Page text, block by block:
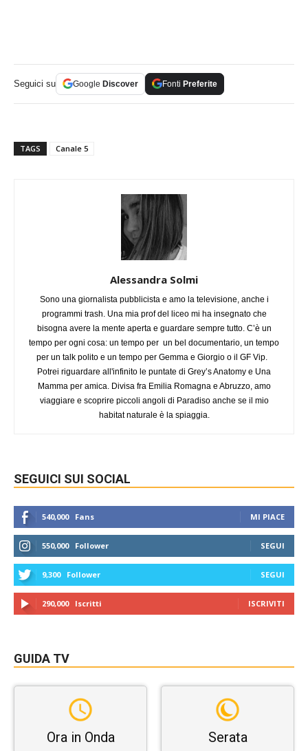
Seguici su Google Discover Fonti Preferite
TAGS Canale 5
Alessandra Solmi
Sono una giornalista pubblicista e amo la televisione, anche i
programmi trash. Una mia prof del liceo mi ha insegnato che
bisogna avere la mente aperta e guardare sempre tutto. C’è un
tempo per ogni cosa: un tempo per un bel documentario, un tempo
per un talk polito e un tempo per Gemma e Giorgio o il GF Vip.
Potrei riguardare all'infinito le puntate di Grey’s Anatomy e Una
Mamma per amica. Divisa fra Emilia Romagna e Abruzzo, amo
viaggiare e scoprire piccoli angoli di Paradiso anche se il mio
habitat naturale è la spiaggia.
SEGUICI SUI SOCIAL
540,000 Fans MI PIACE
550,000 Follower SEGUI
9,300 Follower SEGUI
290,000 Iscritti ISCRIVITI
GUIDA TV
Ora in Onda Serata